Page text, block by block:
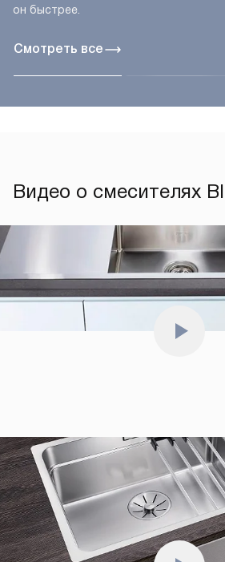
Смотреть все
он быстрее.
Видео о смесителях